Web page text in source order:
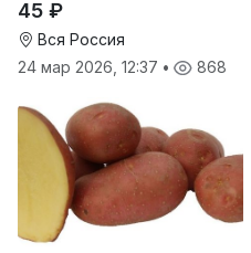
45 ₽
Вся Россия
24 мар 2026, 12:37 • 868